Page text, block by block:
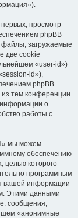
просмотр
phpBB
файлы, загружаемые
две cookie
«user-id»)
id»),
phpBB.
из тем конференции
о
работы с
мы можем
обеспечению
целью которого
программным
вашей информации
Этими данными
сообщения,
«анонимные